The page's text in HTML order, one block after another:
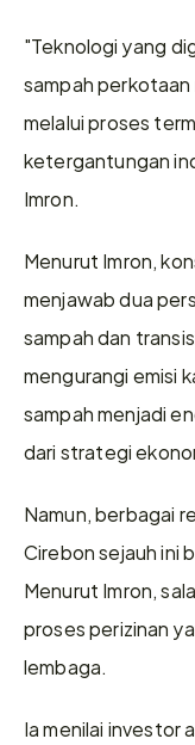
"Teknologi yang
sampah
melalui proses
ketergantungan
Imron.
Menurut Imron,
menjawab dua
sampah dan
mengurangi emisi
sampah menjadi
dari strategi
Namun, berbagai
Cirebon sejauh ini
Menurut Imron,
proses perizinan
lembaga.
Ia menilai investor